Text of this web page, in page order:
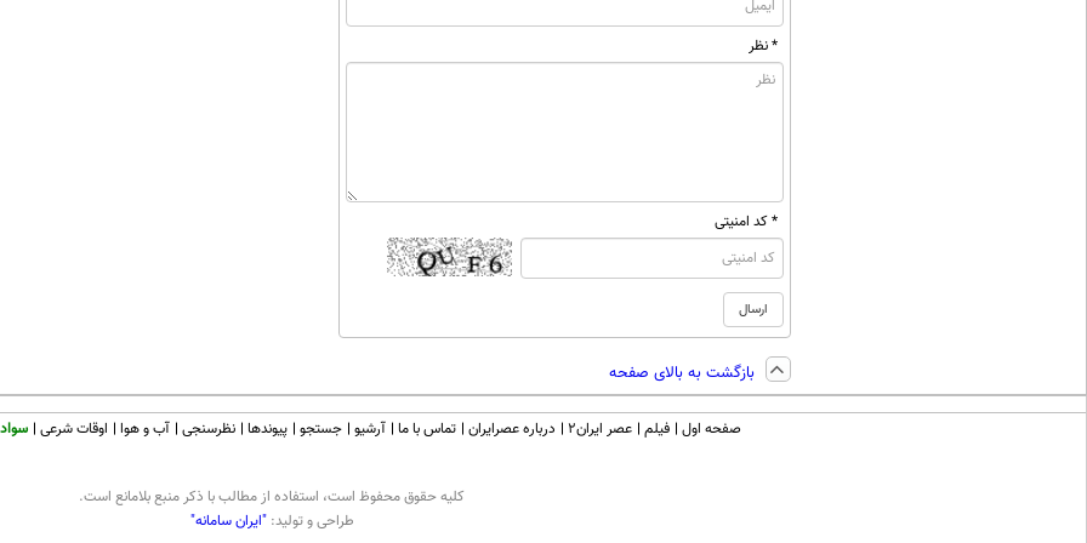
* نظر
* کد امنیتی
بازگشت به بالای صفحه
صفحه اول فیلم عصر ایران۲ درباره عصرایران تماس با ما آرشیو جستجو پیوندها نظرسنجی آب و هوا اوقات شرعی
كليه حقوق محفوظ است، استفاده از مطالب با ذكر منبع بلامانع است.
طراحی و تولید:"ایران سامانه"